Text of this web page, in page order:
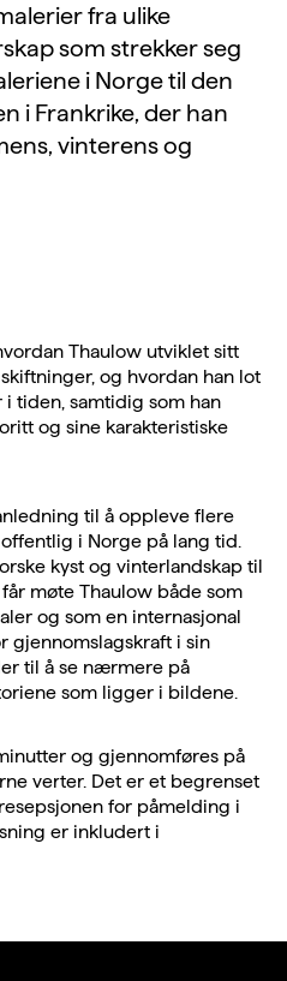
fra ulike
som strekker seg
i Norge til den
i Frankrike, der han
vinterens og
Thaulow utviklet sitt
og hvordan han lot
tiden, samtidig som han
og sine karakteristiske
til å oppleve flere
i Norge på lang tid.
kyst og vinterlandskap til
møte Thaulow både som
og som en internasjonal
gjennomslagskraft i sin
til å se nærmere på
som ligger i bildene.
og gjennomføres på
verter. Det er et begrenset
for påmelding i
er inkludert i